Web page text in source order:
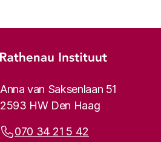
Footer-menu
Rathenau logo, naar de homepage
Contactinformatie
Anna van Saksenlaan 51
2593 HW Den Haag
Telefoonnummer:
070 34 21 5 42